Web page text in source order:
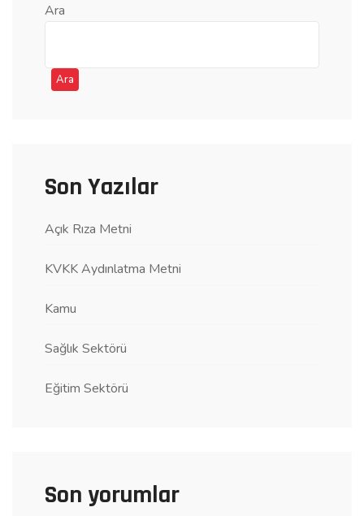
Ara
Ara
Son Yazılar
Açık Rıza Metni
KVKK Aydınlatma Metni
Kamu
Sağlık Sektörü
Eğitim Sektörü
Son yorumlar